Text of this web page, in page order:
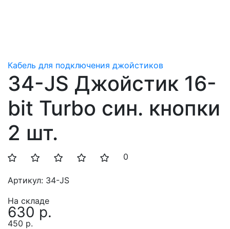
Кабель для подключения джойстиков
34-JS Джойстик 16-
bit Turbo син. кнопки
2 шт.
0
Артикул: 34-JS
На складе
630 р.
450 р.